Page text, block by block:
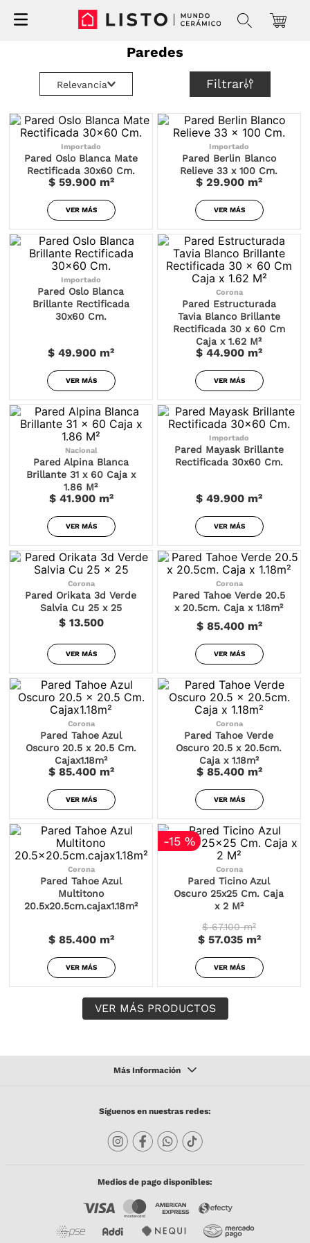
Paredes
Relevancia Filtrar
Importado
Pared Oslo Blanca Mate
Rectificada 30x60 Cm.
$ 59.900m²
VER MÁS
Importado
Pared Berlin Blanco
Relieve 33 x 100 Cm.
$ 29.900 m²
VER MÁS
Importado
Pared Oslo Blanca
Brillante Rectificada
30x60 Cm.
$ 49.900 m²
VER MÁS
Corona
Pared Estructurada
Tavia Blanco Brillante
Rectificada 30 x 60 Cm
Caja x 1.62 M²
$ 44.900 m²
VER MÁS
Nacional
Pared Alpina Blanca
Brillante 31 x 60 Caja x
1.86 M²
$ 41.900m²
VER MÁS
Importado
Pared Mayask Brillante
Rectificada 30x60 Cm.
$ 49.900 m²
VER MÁS
Corona
Pared Orikata 3d Verde
Salvia Cu 25 x 25
$ 13.500
VER MÁS
Corona
Pared Tahoe Verde 20.5
x 20.5cm. Caja x 1.18m²
$ 85.400m²
VER MÁS
Corona
Pared Tahoe Azul
Oscuro 20.5 x 20.5 Cm.
Cajax1.18m²
$ 85.400m²
VER MÁS
Corona
Pared Tahoe Verde
Oscuro 20.5 x 20.5cm.
Caja x 1.18m²
$ 85.400m²
VER MÁS
Corona
Pared Tahoe Azul
Multitono
20.5x20.5cm.cajax1.18m²
$ 85.400m²
VER MÁS
-15 %
Corona
Pared Ticino Azul
Oscuro 25x25 Cm. Caja
x 2 M²
$ 67.100m²
$ 57.035m²
VER MÁS
Síguenos en nuestras redes:
Medios de pago disponibles: